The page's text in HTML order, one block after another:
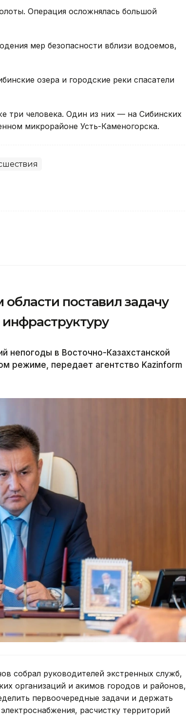
Операция осложнялась большой
мер безопасности вблизи водоемов,
озера и городские реки спасатели
три человека. Один из них — на Сибинских
микрорайоне Усть-Каменогорска.
поставил задачу
непогоды в Восточно-Казахстанской
режиме, передает агентство Kazinform
собрал руководителей экстренных служб,
организаций и акимов городов и районов,
первоочередные задачи и держать
расчистку территорий